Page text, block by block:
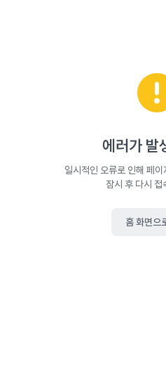
에러가 발
일시적인 오류로 인해 페
잠시 후 다시 접
홈 화면으